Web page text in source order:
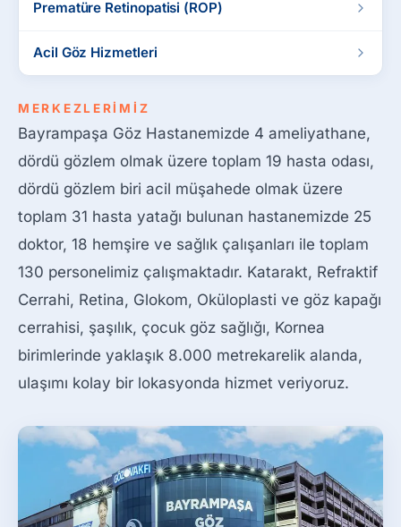
Prematüre Retinopatisi (ROP)
Acil Göz Hizmetleri
MERKEZLERİMİZ
Bayrampaşa Göz Hastanemizde 4 ameliyathane,
dördü gözlem olmak üzere toplam 19 hasta odası,
dördü gözlem biri acil müşahede olmak üzere
toplam 31 hasta yatağı bulunan hastanemizde 25
doktor, 18 hemşire ve sağlık çalışanları ile toplam
130 personelimiz çalışmaktadır. Katarakt, Refraktif
Cerrahi, Retina, Glokom, Oküloplasti ve göz kapağı
cerrahisi, şaşılık, çocuk göz sağlığı, Kornea
birimlerinde yaklaşık 8.000 metrekarelik alanda,
ulaşımı kolay bir lokasyonda hizmet veriyoruz.